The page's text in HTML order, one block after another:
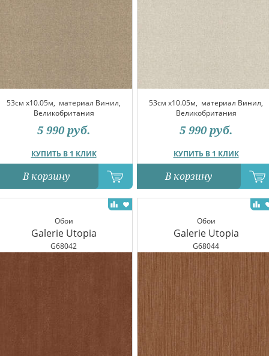
53см x10.05м, материал Винил,
Великобритания
КУПИТЬ В 1 КЛИК
5 990 руб.
В корзину
53см x10.05м, материал Винил,
Великобритания
КУПИТЬ В 1 КЛИК
5 990 руб.
В корзину
Обои
Galerie Utopia
G68042
Обои
Galerie Utopia
G68044